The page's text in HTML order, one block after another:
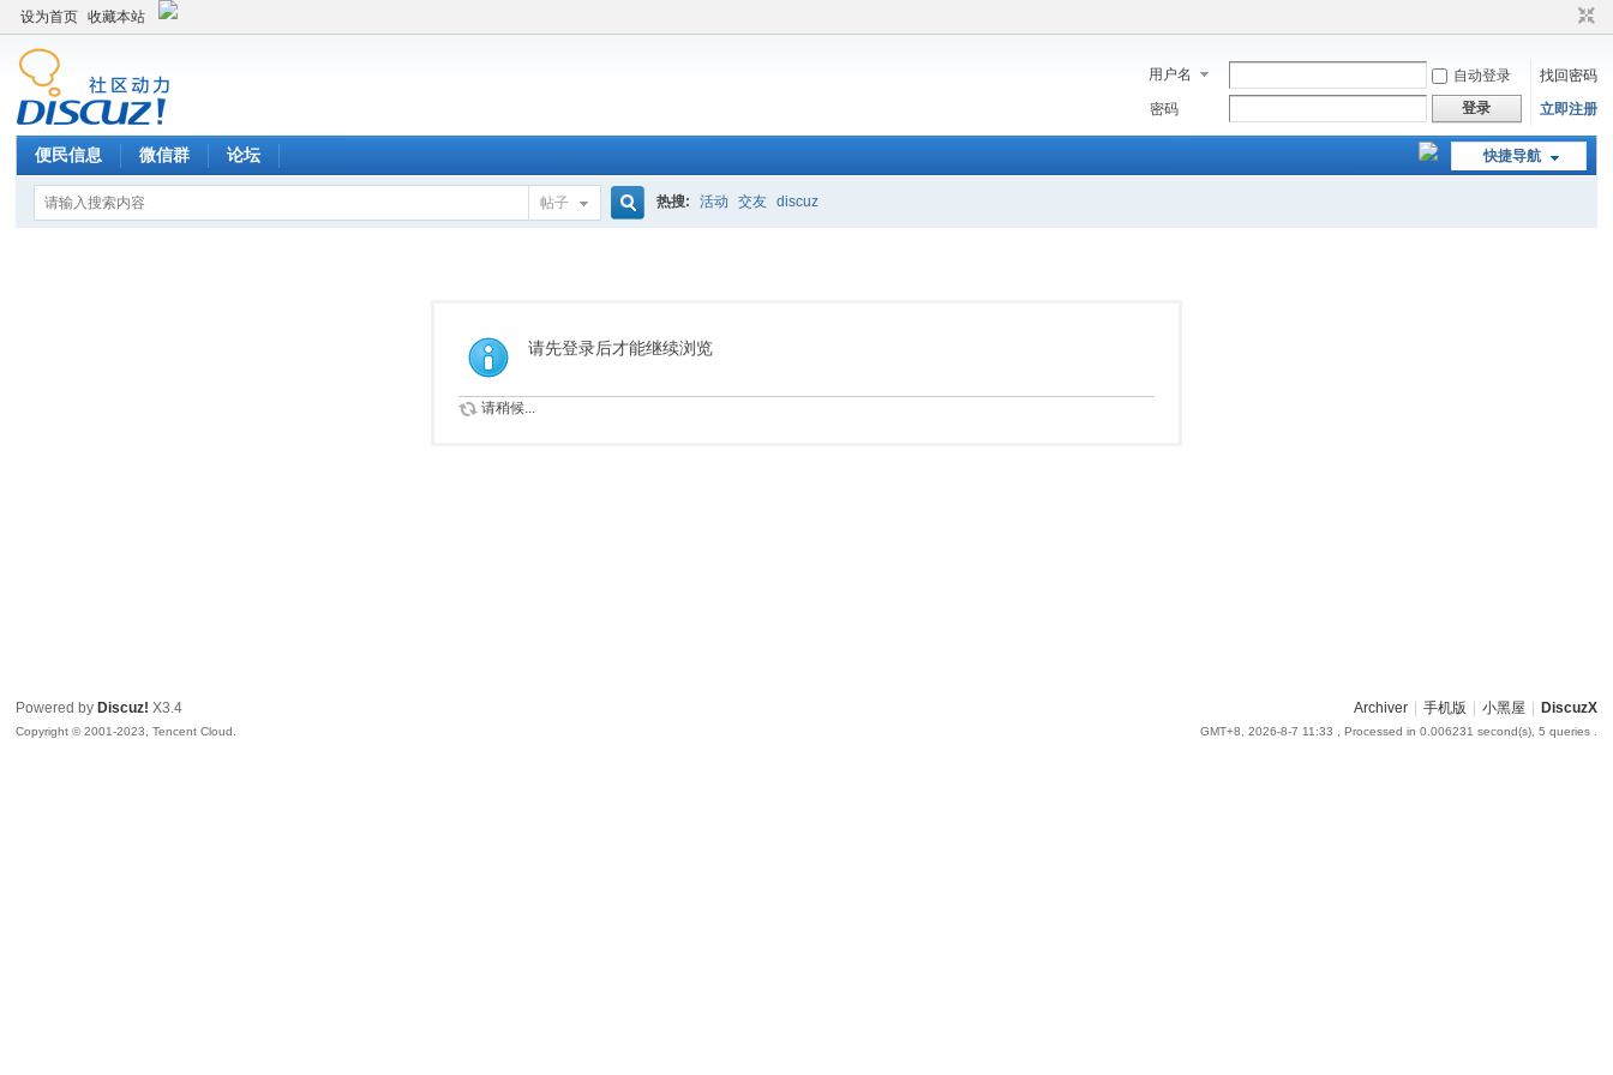
设为首页 收藏本站
用户名 自动登录
找回密码
密码
登录 立即注册
快捷导航
便民信息 微信群 论坛
帖子
索
热搜: 活动 交友 discuz
请先登录后才能继续浏览
请稍候...
Archiver 手机版 小黑屋 DiscuzX
GMT+8, 2026-8-7 11:33 , Processed in 0.006231 second(s), 5 queries .
Powered by Discuz! X3.4
Copyright © 2001-2023, Tencent Cloud.